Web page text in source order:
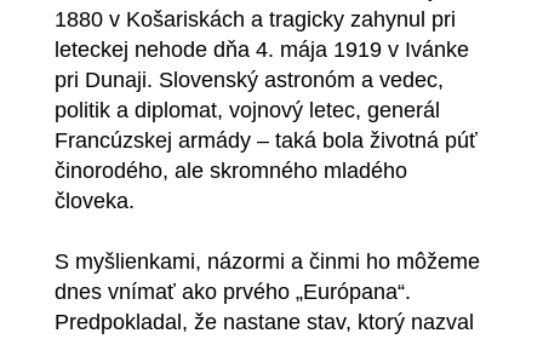
1880 v Košariskách a tragicky zahynul pri
leteckej nehode dňa 4. mája 1919 v Ivánke
pri Dunaji. Slovenský astronóm a vedec,
politik a diplomat, vojnový letec, generál
Francúzskej armády – taká bola životná púť
činorodého, ale skromného mladého
človeka.
S myšlienkami, názormi a činmi ho môžeme
dnes vnímať ako prvého „Európana“.
Predpokladal, že nastane stav, ktorý nazval